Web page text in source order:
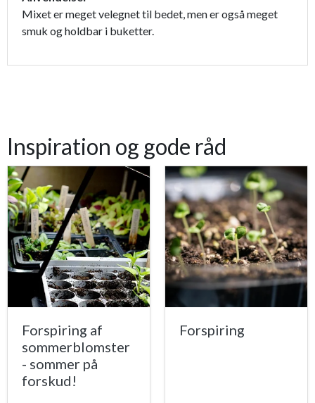
Mixet er meget velegnet til bedet, men er også meget
smuk og holdbar i buketter.
Inspiration og gode råd
Forspiring af
sommerblomster
- sommer på
forskud!
Forspiring